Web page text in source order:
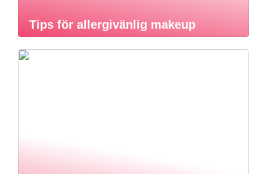
Tips för allergivänlig makeup